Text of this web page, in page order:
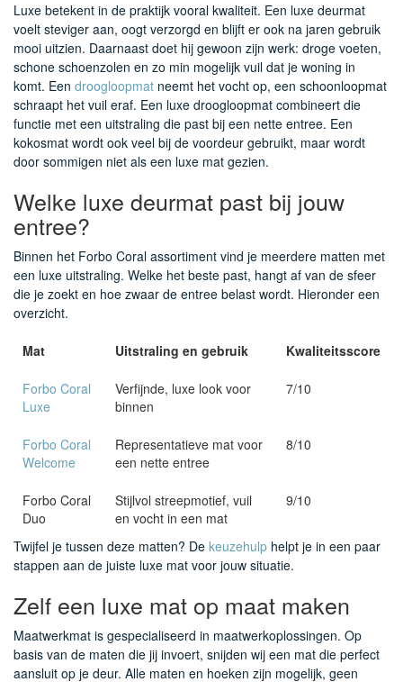
Luxe betekent in de praktijk vooral kwaliteit. Een luxe deurmat
voelt steviger aan, oogt verzorgd en blijft er ook na jaren gebruik
mooi uitzien. Daarnaast doet hij gewoon zijn werk: droge voeten,
schone schoenzolen en zo min mogelijk vuil dat je woning in
komt. Een droogloopmat neemt het vocht op, een schoonloopmat
schraapt het vuil eraf. Een luxe droogloopmat combineert die
functie met een uitstraling die past bij een nette entree. Een
kokosmat wordt ook veel bij de voordeur gebruikt, maar wordt
door sommigen niet als een luxe mat gezien.
Welke luxe deurmat past bij jouw
entree?
Binnen het Forbo Coral assortiment vind je meerdere matten met
een luxe uitstraling. Welke het beste past, hangt af van de sfeer
die je zoekt en hoe zwaar de entree belast wordt. Hieronder een
overzicht.
Mat Uitstraling en gebruik Kwaliteitsscore
Forbo Coral
Luxe
Verfijnde, luxe look voor
binnen
7/10
Forbo Coral
Welcome
Representatieve mat voor
een nette entree
8/10
Forbo Coral
Duo
Stijlvol streepmotief, vuil
en vocht in een mat
9/10
Twijfel je tussen deze matten? De keuzehulp helpt je in een paar
stappen aan de juiste luxe mat voor jouw situatie.
Zelf een luxe mat op maat maken
Maatwerkmat is gespecialiseerd in maatwerkoplossingen. Op
basis van de maten die jij invoert, snijden wij een mat die perfect
aansluit op je deur. Alle maten en hoeken zijn mogelijk, geen